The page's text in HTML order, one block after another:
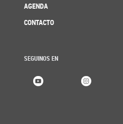
AGENDA
CONTACTO
SEGUINOS EN